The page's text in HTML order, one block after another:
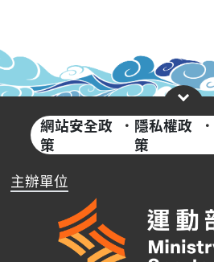
網站安全政
策
· 隱私權政
策
·
主辦單位